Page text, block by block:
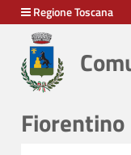
Regione Toscana
Fiorentino
menu
Disposizioni
generali
Organizzazione